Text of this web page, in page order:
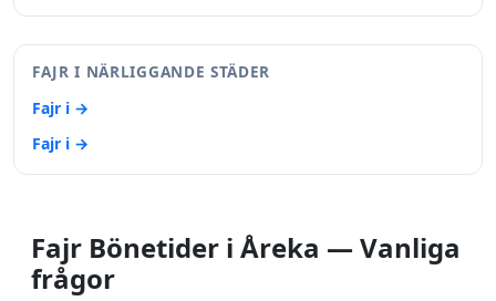
FAJR I NÄRLIGGANDE STÄDER
Fajr i →
Fajr i →
Fajr Bönetider i Åreka — Vanliga
frågor